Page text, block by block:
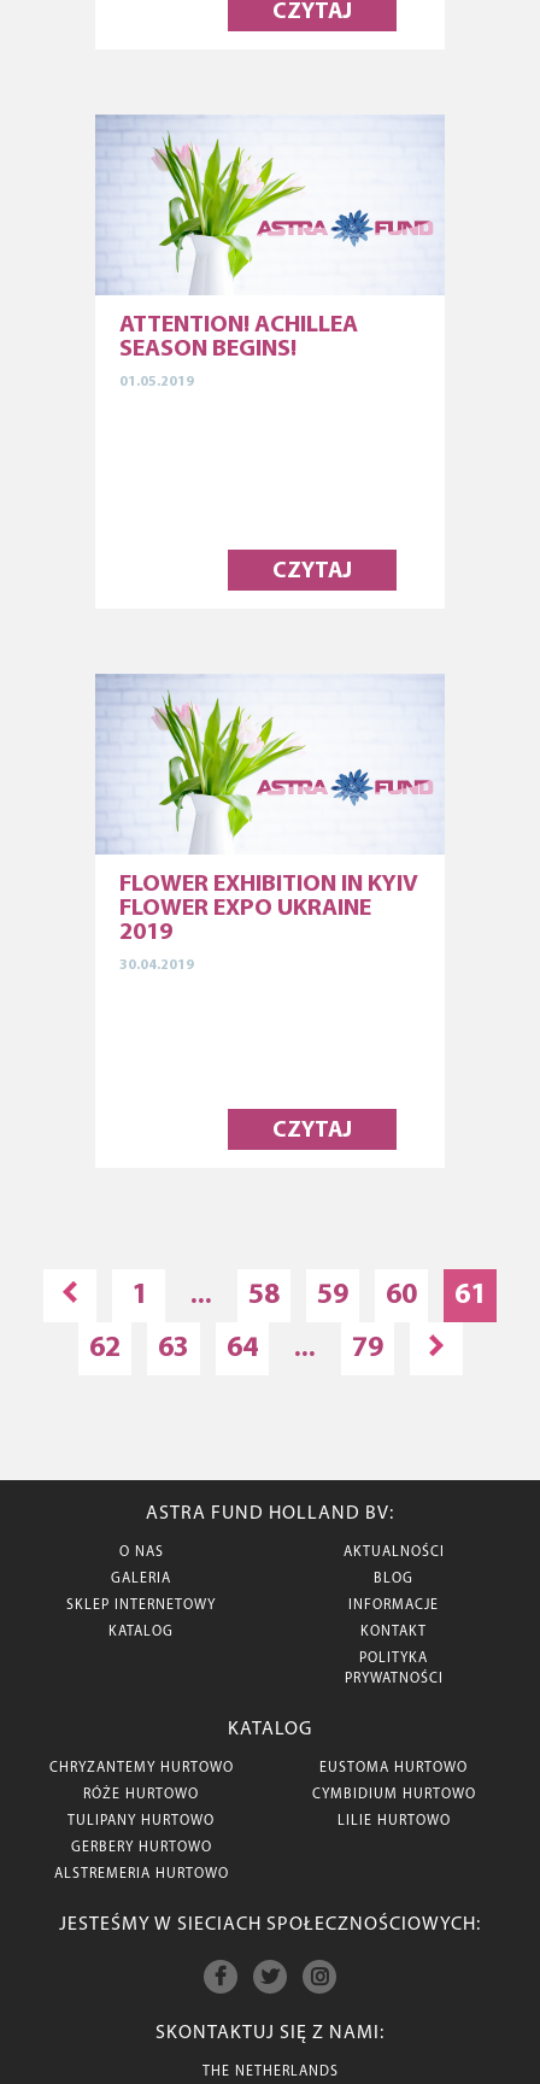
CZYTAJ
ATTENTION! ACHILLEA
SEASON BEGINS!
01.05.2019
CZYTAJ
FLOWER EXHIBITION IN KYIV
FLOWER EXPO UKRAINE
2019
30.04.2019
CZYTAJ
1 ... 58 59 60
61
62
63 64 ... 79
ASTRA FUND HOLLAND BV:
O NAS
GALERIA
SKLEP INTERNETOWY
KATALOG
AKTUALNOŚCI
BLOG
INFORMACJE
KONTAKT
POLITYKA
PRYWATNOŚCI
KATALOG
CHRYZANTEMY HURTOWO
RÓŻE HURTOWO
TULIPANY HURTOWO
GERBERY HURTOWO
ALSTREMERIA HURTOWO
EUSTOMA HURTOWO
CYMBIDIUM HURTOWO
LILIE HURTOWO
JESTEŚMY W SIECIACH SPOŁECZNOŚCIOWYCH:
SKONTAKTUJ SIĘ Z NAMI:
THE NETHERLANDS